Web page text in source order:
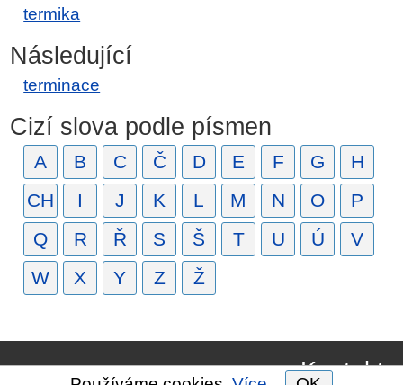
termika
Následující
terminace
Cizí slova podle písmen
A B C Č D E F G
H
CH
I J K L M N O
P
Q
R Ř S Š T U Ú
V
W
X Y Z Ž
Kontakt